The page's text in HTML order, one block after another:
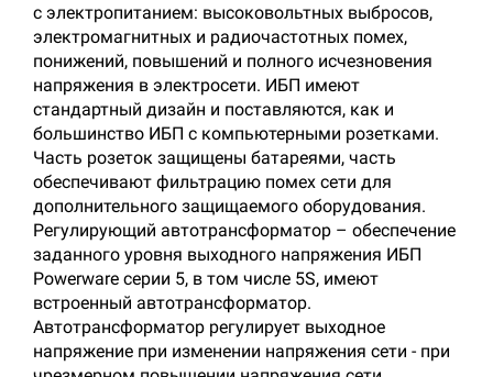
с электропитанием: высоковольтных выбросов,
электромагнитных и радиочастотных помех,
понижений, повышений и полного исчезновения
напряжения в электросети. ИБП имеют
стандартный дизайн и поставляются, как и
большинство ИБП с компьютерными розетками.
Часть розеток защищены батареями, часть
обеспечивают фильтрацию помех сети для
дополнительного защищаемого оборудования.
Регулирующий автотрансформатор – обеспечение
заданного уровня выходного напряжения ИБП
Powerware серии 5, в том числе 5S, имеют
встроенный автотрансформатор.
Автотрансформатор регулирует выходное
напряжение при изменении напряжения сети - при